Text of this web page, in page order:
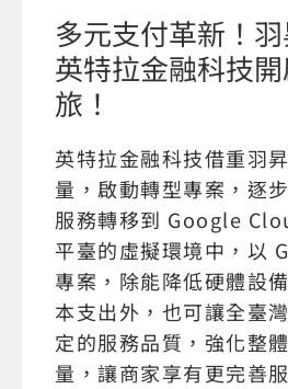
多元支付革新！
英特拉金融科技
旅！
英特拉金融科技借重羽
量，啟動轉型專案，逐
服務轉移到 Google
平臺的虛擬環境中，以
專案，除能降低硬體設
本支出外，也可讓全臺
定的服務品質，強化整
量，讓商家享有更完善